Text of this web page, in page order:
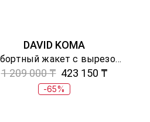
DAVID KOMA
Двубортный жакет с вырезом на спине
1 209 000 ₸ 423 150 ₸
-65%